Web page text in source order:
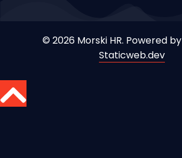
© 2026 Morski HR. Powered by
Staticweb.dev